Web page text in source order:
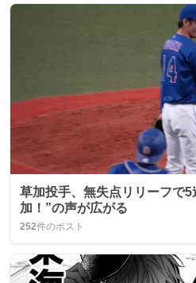
草加投手、無失点リリーフで
加！”の声が広がる
252件のポスト